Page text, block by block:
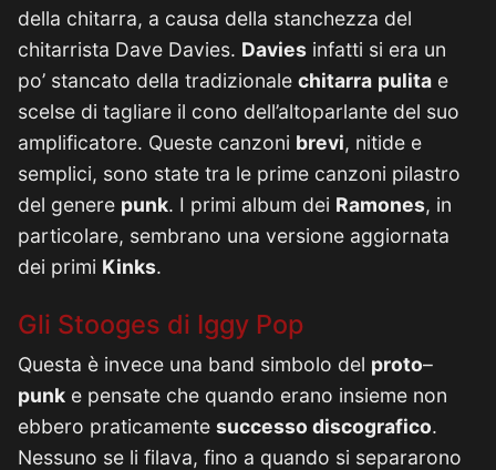
della chitarra, a causa della stanchezza del
chitarrista Dave Davies. Davies infatti si era un
po’ stancato della tradizionale chitarra pulita e
scelse di tagliare il cono dell’altoparlante del suo
amplificatore. Queste canzoni brevi, nitide e
semplici, sono state tra le prime canzoni pilastro
del genere punk. I primi album dei Ramones, in
particolare, sembrano una versione aggiornata
dei primi Kinks.
Gli Stooges di Iggy Pop
Questa è invece una band simbolo del proto–
punk e pensate che quando erano insieme non
ebbero praticamente successo discografico.
Nessuno se li filava, fino a quando si separarono